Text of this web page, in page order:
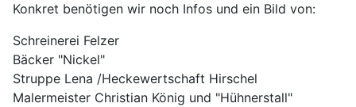
Konkret benötigen wir noch Infos und ein Bild von:
Schreinerei Felzer
Bäcker "Nickel"
Struppe Lena /Heckewertschaft Hirschel
Malermeister Christian König und "Hühnerstall"